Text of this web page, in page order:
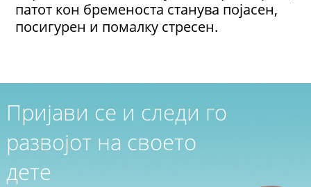
патот кон бременоста станува појасен,
посигурен и помалку стресен.
Пријави се и следи го
развојот на своето
дете